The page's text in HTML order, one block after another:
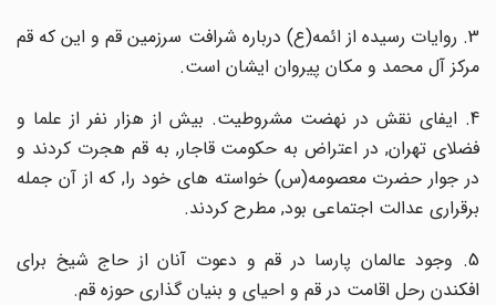
3. روایات رسیده از ائمه(ع) درباره شرافت سرزمین قم و این که قم
مرکز آل محمد و مکان پیروان ایشان است.
4. ایفای نقش در نهضت مشروطیت. بیش از هزار نفر از علما و
فضلای تهران, در اعتراض به حکومت قاجار, به قم هجرت کردند و
در جوار حضرت معصومه(س) خواسته های خود را, که از آن جمله
برقراری عدالت اجتماعی بود, مطرح کردند.
5. وجود عالمان پارسا در قم و دعوت آنان از حاج شیخ برای
افکندن رحل اقامت در قم و احیای و بنیان گذاری حوزه قم.